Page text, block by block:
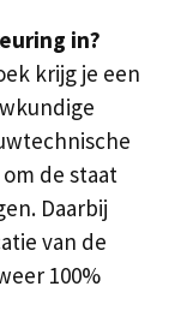
in?
krijg je een
de staat
Daarbij
van de
100%